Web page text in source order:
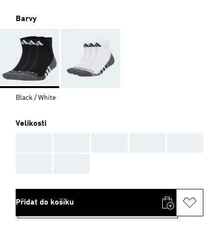
Barvy
Black / White
Velikosti
Přidat do košíku